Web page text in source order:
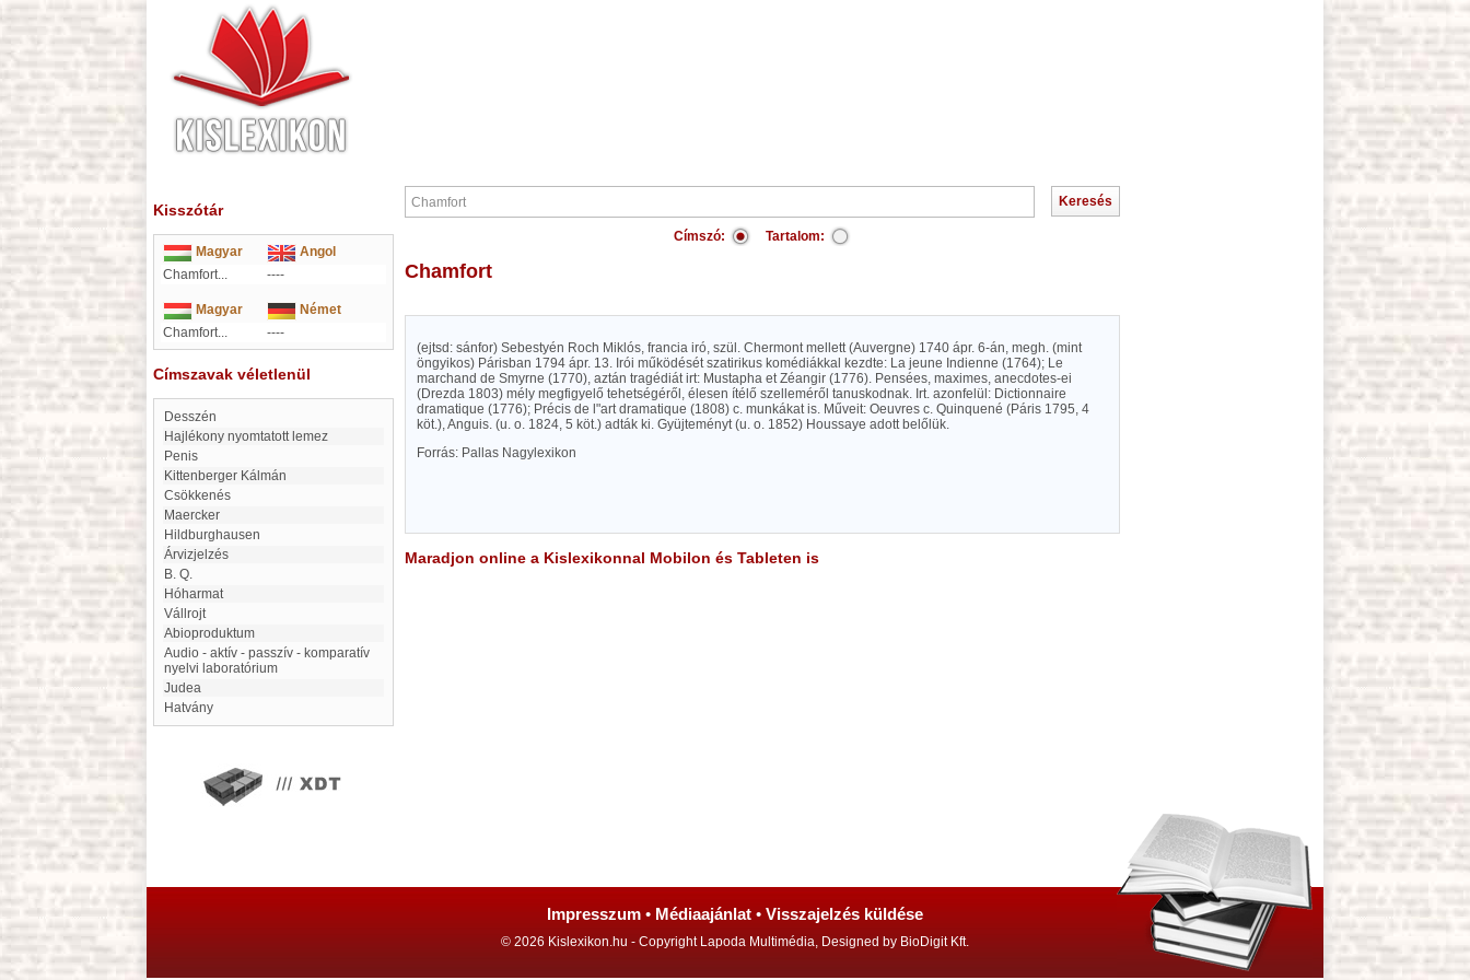
Kisszótár
Magyar
Angol
Chamfort...
----
Magyar
Német
Chamfort...
----
Címszavak véletlenül
desszén
hajlékony nyomtatott lemez
Penis
Kittenberger Kálmán
Csökkenés
Maercker
Hildburghausen
Árvizjelzés
B. Q.
Hóharmat
Vállrojt
Abioproduktum
Audio - aktív - passzív - komparatív
nyelvi laboratórium
Judea
Hatvány
Címszó: Tartalom:
Chamfort
(ejtsd: sánfor) Sebestyén Roch Miklós, francia iró, szül. Chermont mellett (Auvergne) 1740 ápr. 6-án, megh. (mint
öngyikos) Párisban 1794 ápr. 13. Irói működését szatirikus komédiákkal kezdte: La jeune Indienne (1764); Le
marchand de Smyrne (1770), aztán tragédiát irt: Mustapha et Zéangir (1776). Pensées, maximes, anecdotes-ei
(Drezda 1803) mély megfigyelő tehetségéről, élesen ítélő szelleméről tanuskodnak. Irt. azonfelül: Dictionnaire
dramatique (1776); Précis de l"art dramatique (1808) c. munkákat is. Műveit: Oeuvres c. Quinquené (Páris 1795, 4
köt.), Anguis. (u. o. 1824, 5 köt.) adták ki. Gyüjteményt (u. o. 1852) Houssaye adott belőlük.
Forrás: Pallas Nagylexikon
Maradjon online a Kislexikonnal Mobilon és Tableten is
Impresszum • Médiaajánlat • Visszajelzés küldése
© 2026 Kislexikon.hu - Copyright Lapoda Multimédia, Designed by BioDigit Kft.